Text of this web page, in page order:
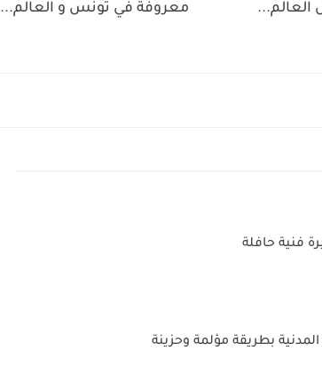
معروفة في تونس و العالم...
فنية حافلة
المدنية بطريقة مؤلمة وحزينة